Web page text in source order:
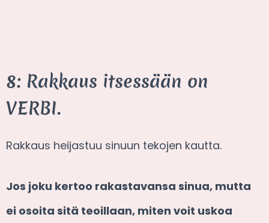
8: Rakkaus itsessään on
VERBI.
Rakkaus heijastuu sinuun tekojen kautta.
Jos joku kertoo rakastavansa sinua, mutta
ei osoita sitä teoillaan, miten voit uskoa